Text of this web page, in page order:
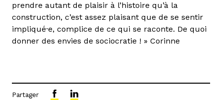
prendre autant de plaisir à l’histoire qu’à la
construction, c’est assez plaisant que de se sentir
impliqué·e, complice de ce qui se raconte. De quoi
donner des envies de sociocratie ! » Corinne
Partager